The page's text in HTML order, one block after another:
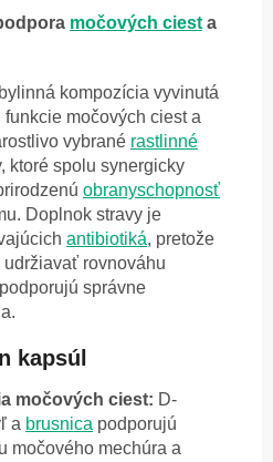
močových ciest a
kompozícia vyvinutá
močových ciest a
vybrané rastlinné
ktoré spolu synergicky
obranyschopnosť
Doplnok stravy je
antibiotiká, pretože
rovnováhu
správne
kapsúl
močových ciest: D-
a brusnica podporujú
močového mechúra a